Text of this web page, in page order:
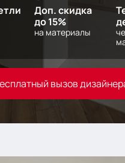
Доп. скидка
до 15%
на материалы
вызов